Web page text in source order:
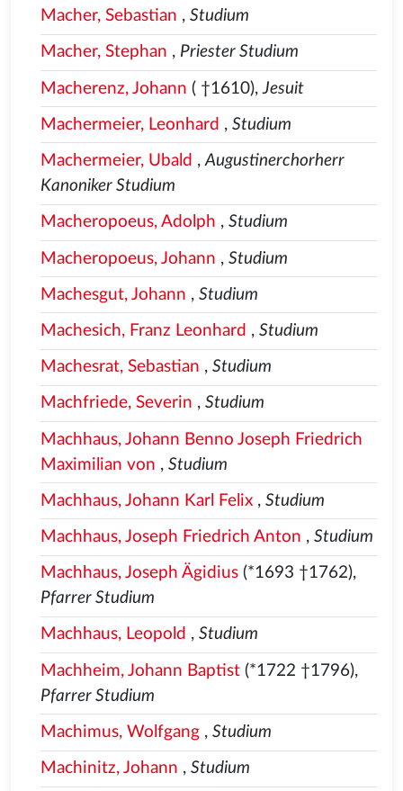
Macher, Sebastian , Studium
Macher, Stephan , Priester Studium
Macherenz, Johann ( †1610), Jesuit
Machermeier, Leonhard , Studium
Machermeier, Ubald ,Augustinerchorherr
Kanoniker Studium
Macheropoeus, Adolph , Studium
Macheropoeus, Johann , Studium
Machesgut, Johann , Studium
Machesich, Franz Leonhard , Studium
Machesrat, Sebastian , Studium
Machfriede, Severin , Studium
Machhaus, Johann Benno Joseph Friedrich
Maximilian von , Studium
Machhaus, Johann Karl Felix, Studium
Machhaus, Joseph Friedrich Anton , Studium
Machhaus, Joseph Ägidius(*1693 †1762),
Pfarrer Studium
Machhaus, Leopold , Studium
Machheim, Johann Baptist(*1722 †1796),
Pfarrer Studium
Machimus, Wolfgang, Studium
Machinitz, Johann , Studium